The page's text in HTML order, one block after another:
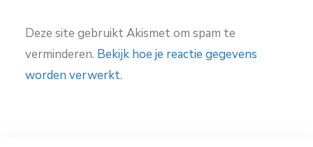
Deze site gebruikt Akismet om spam te
verminderen. Bekijk hoe je reactie gegevens
worden verwerkt.